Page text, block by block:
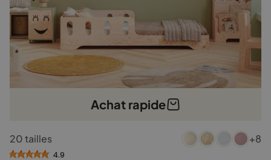
Achat rapide
produit
a
20 tailles +8
4.9